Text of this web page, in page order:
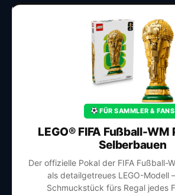
FÜR SAMMLER & FANS
LEGO® FIFA Fußball-WM
Selberbauen
Der offizielle Pokal der FIFA Fußball-
als detailgetreues LEGO-Modell
Schmuckstück fürs Regal jedes